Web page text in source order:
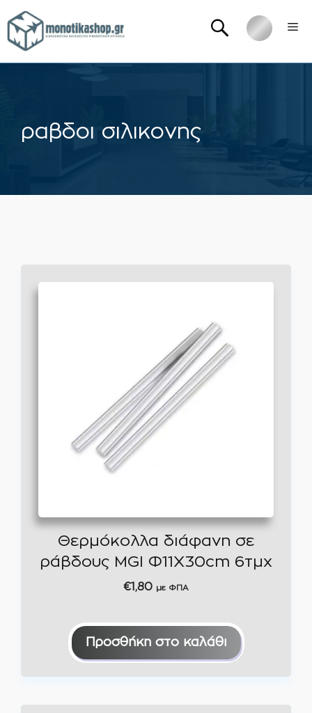
Μετάβαση
σε
περιεχόμενο
ραβδοι σιλικονης
Θερμόκολλα διάφανη σε
ράβδους MGI Φ11Χ30cm 6τμχ
€1,80 με ΦΠΑ
Προσθήκη στο καλάθι